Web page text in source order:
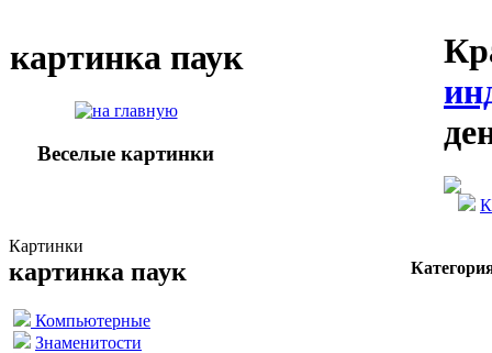
картинка паук
Веселые картинки
Картинки
картинка паук
Компьютерные
Знаменитости